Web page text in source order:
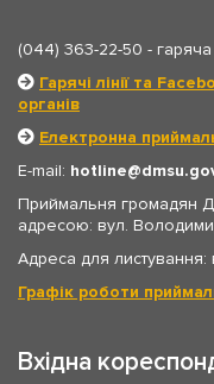
(044) 363-22-50 -
Гарячі лінії та
органів
Електронна
E-mail: hotline
Приймальня громадян
адресою: вул.
Адреса для листування:
Графік роботи
Вхідна